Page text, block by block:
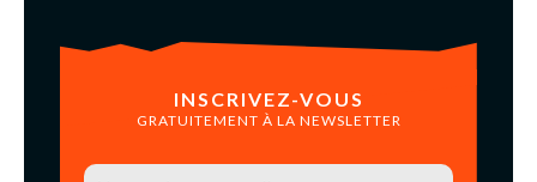
INSCRIVEZ-VOUS
GRATUITEMENT À LA NEWSLETTER